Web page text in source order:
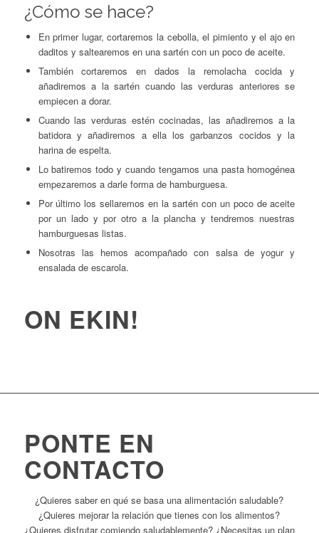
¿Cómo se hace?
En primer lugar, cortaremos la cebolla, el pimiento y el ajo en
daditos y saltearemos en una sartén con un poco de aceite.
También cortaremos en dados la remolacha cocida y
añadiremos a la sartén cuando las verduras anteriores se
empiecen a dorar.
Cuando las verduras estén cocinadas, las añadiremos a la
batidora y añadiremos a ella los garbanzos cocidos y la
harina de espelta.
Lo batiremos todo y cuando tengamos una pasta homogénea
empezaremos a darle forma de hamburguesa.
Por último los sellaremos en la sartén con un poco de aceite
por un lado y por otro a la plancha y tendremos nuestras
hamburguesas listas.
Nosotras las hemos acompañado con salsa de yogur y
ensalada de escarola.
ON EKIN!
PONTE EN
CONTACTO
¿Quieres saber en qué se basa una alimentación saludable?
¿Quieres mejorar la relación que tienes con los alimentos?
¿Quieres disfrutar comiendo saludablemente? ¿Necesitas un plan